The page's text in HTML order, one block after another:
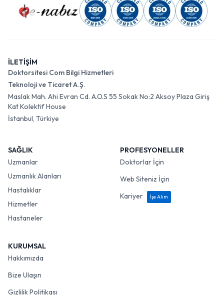
İLETİŞİM
Doktorsitesi Com Bilgi Hizmetleri
Teknoloji ve Ticaret A.Ş.
Maslak Mah. Ahi Evran Cd. A.O.S 55 Sokak No:2 Aksoy Plaza Giriş
Kat Kolektif House
İstanbul, Türkiye
SAĞLIK
Uzmanlar
Uzmanlık Alanları
Hastalıklar
Hizmetler
Hastaneler
PROFESYONELLER
Doktorlar İçin
Web Siteniz İçin
Kariyer
İşe Alım
KURUMSAL
Hakkımızda
Bize Ulaşın
Gizlilik Politikası